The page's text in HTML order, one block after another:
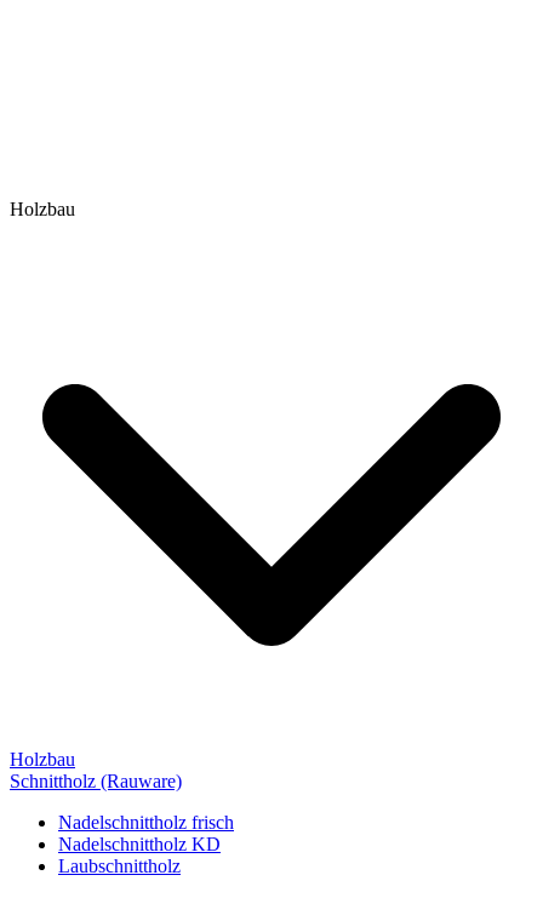
Holzbau
Holzbau
Schnittholz (Rauware)
Nadelschnittholz frisch
Nadelschnittholz KD
Laubschnittholz